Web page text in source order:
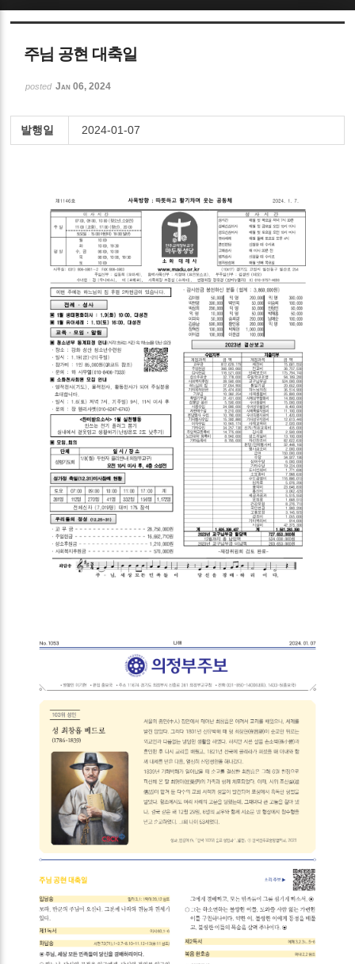
주님 공현 대축일
posted Jan 06, 2024
발행일 2024-01-07
Sketchbook5, 스케치북5